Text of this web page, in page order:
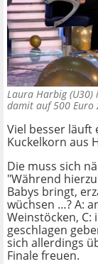
Laura Harbig (U30)
damit auf 500
Viel besser läuft
Kuckelkorn aus
Die muss sich
"Während
Babys bringt,
wüchsen …? A:
Weinstöcken,
geschlagen
sich allerdings
Finale freuen.